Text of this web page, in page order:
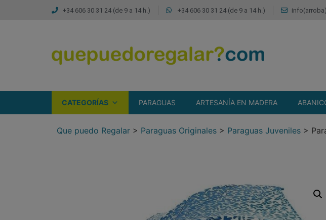
+34 606 30 31 24 (de 9 a 14 h.) +34 606 30 31 24 (de 9 a 14 h.)
CATEGORÍAS PARAGUAS ARTESANÍA EN MADERA
Que puedo Regalar > Paraguas Originales > Paraguas Juveniles >